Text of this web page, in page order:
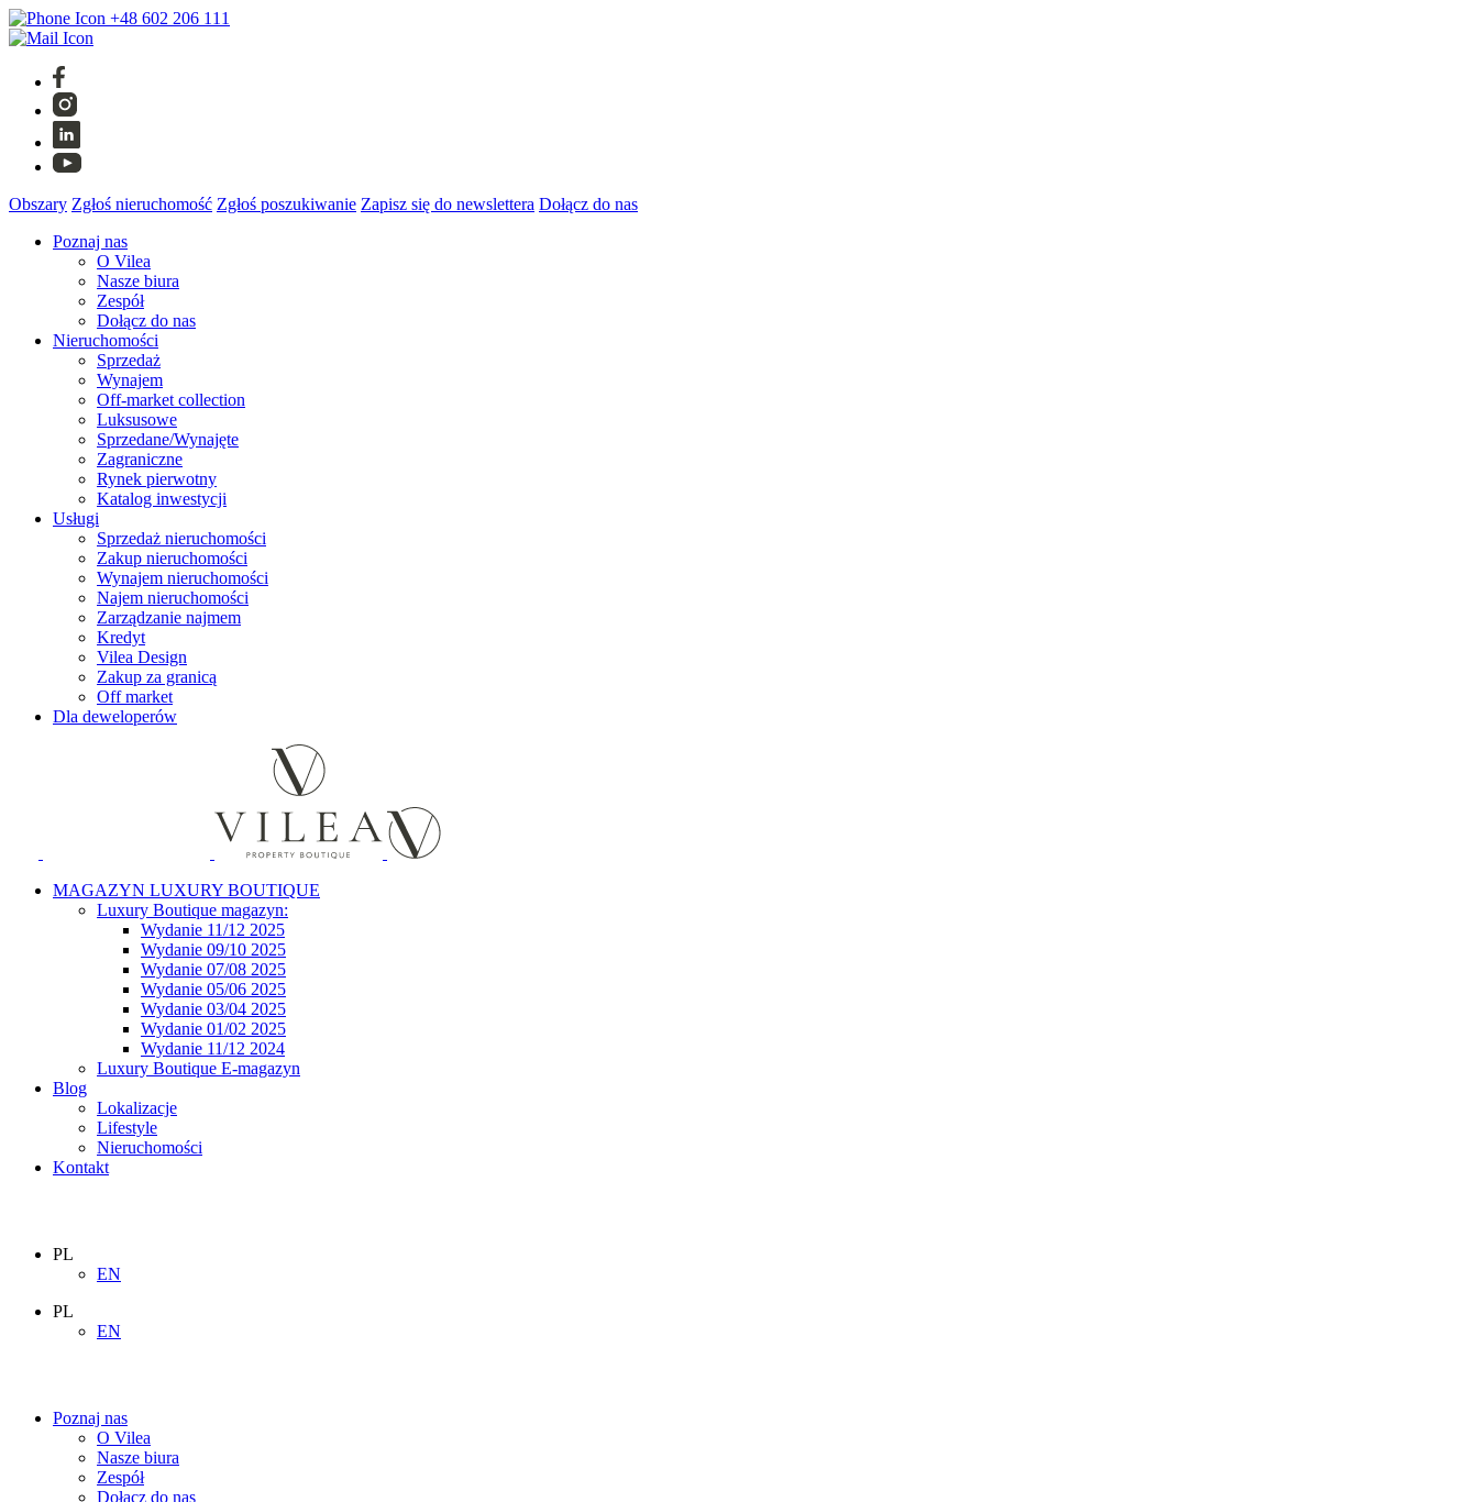
+48 602 206 111
Obszary Zgłoś nieruchomość Zgłoś poszukiwanie Zapisz się do newslettera Dołącz do nas
Poznaj nas
O Vilea
Nasze biura
Zespół
Dołącz do nas
Nieruchomości
Sprzedaż
Wynajem
Off-market collection
Luksusowe
Sprzedane/Wynajęte
Zagraniczne
Rynek pierwotny
Katalog inwestycji
Usługi
Sprzedaż nieruchomości
Zakup nieruchomości
Wynajem nieruchomości
Najem nieruchomości
Zarządzanie najmem
Kredyt
Vilea Design
Zakup za granicą
Off market
Dla deweloperów
MAGAZYN LUXURY BOUTIQUE
Luxury Boutique magazyn:
Wydanie 11/12 2025
Wydanie 09/10 2025
Wydanie 07/08 2025
Wydanie 05/06 2025
Wydanie 03/04 2025
Wydanie 01/02 2025
Wydanie 11/12 2024
Luxury Boutique E-magazyn
Blog
Lokalizacje
Lifestyle
Nieruchomości
Kontakt
PL
EN
PL
EN
Poznaj nas
O Vilea
Nasze biura
Zespół
Dołącz do nas